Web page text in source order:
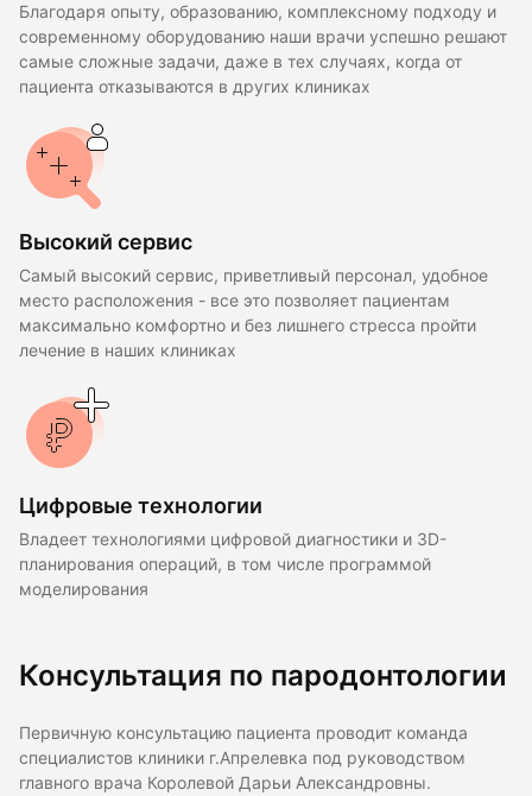
Благодаря опыту, образованию, комплексному подходу и
современному оборудованию наши врачи успешно решают
самые сложные задачи, даже в тех случаях, когда от
пациента отказываются в других клиниках
Высокий сервис
Самый высокий сервис, приветливый персонал, удобное
место расположения - все это позволяет пациентам
максимально комфортно и без лишнего стресса пройти
лечение в наших клиниках
Цифровые технологии
Владеет технологиями цифровой диагностики и 3D-
планирования операций, в том числе программой
моделирования
Консультация по пародонтологии
Первичную консультацию пациента проводит команда
специалистов клиники г.Апрелевка под руководством
главного врача Королевой Дарьи Александровны.